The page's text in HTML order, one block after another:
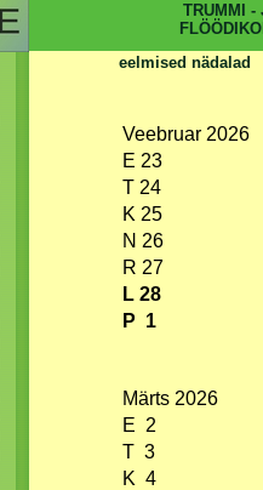
eelmised nädalad
Veebruar 2026
E 23
T 24
K 25
N 26
R 27
L 28
P 1
Märts 2026
E 2
T 3
K 4
TRUMMI -